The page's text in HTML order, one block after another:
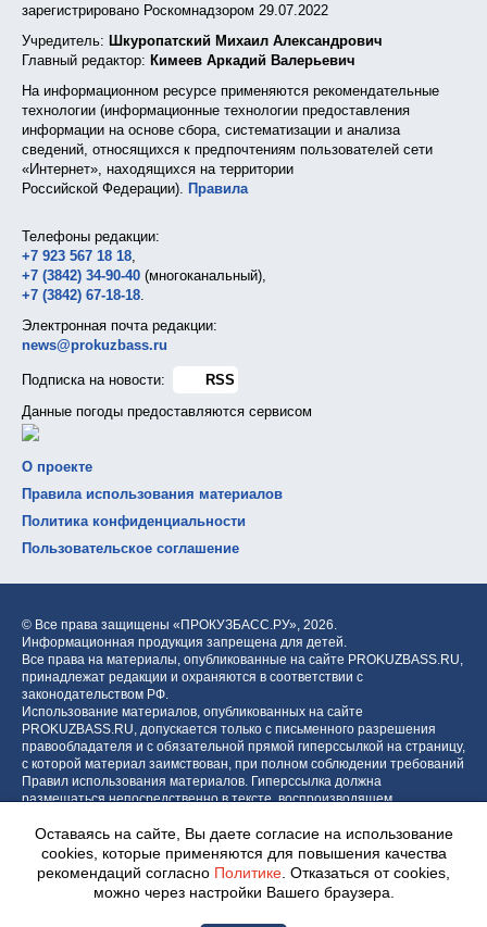
зарегистрировано Роскомнадзором 29.07.2022
Учредитель: Шкуропатский Михаил Александрович
Главный редактор: Кимеев Аркадий Валерьевич
На информационном ресурсе применяются рекомендательные
технологии (информационные технологии предоставления
информации на основе сбора, систематизации и анализа
сведений, относящихся к предпочтениям пользователей сети
«Интернет», находящихся на территории
Российской Федерации). Правила
Телефоны редакции:
+7 923 567 18 18,
+7 (3842) 34-90-40 (многоканальный),
+7 (3842) 67-18-18.
Электронная почта редакции:
news@prokuzbass.ru
Подписка на новости:
RSS
Данные погоды предоставляются сервисом
О проекте
Правила использования материалов
Политика конфиденциальности
Пользовательское соглашение
© Все права защищены «ПРОКУЗБАСС.РУ», 2026.
Информационная продукция запрещена для детей.
Все права на материалы, опубликованные на сайте PROKUZBASS.RU,
принадлежат редакции и охраняются в соответствии с
законодательством РФ.
Использование материалов, опубликованных на сайте
PROKUZBASS.RU, допускается только с письменного разрешения
правообладателя и с обязательной прямой гиперссылкой на страницу,
с которой материал заимствован, при полном соблюдении требований
Правил использования материалов. Гиперссылка должна
размещаться непосредственно в тексте, воспроизводящем
блока.
Оставаясь на сайте, Вы даете согласие на использование
cookies, которые применяются для повышения качества
рекомендаций согласно Политике . Отказаться от cookies,
можно через настройки Вашего браузера.